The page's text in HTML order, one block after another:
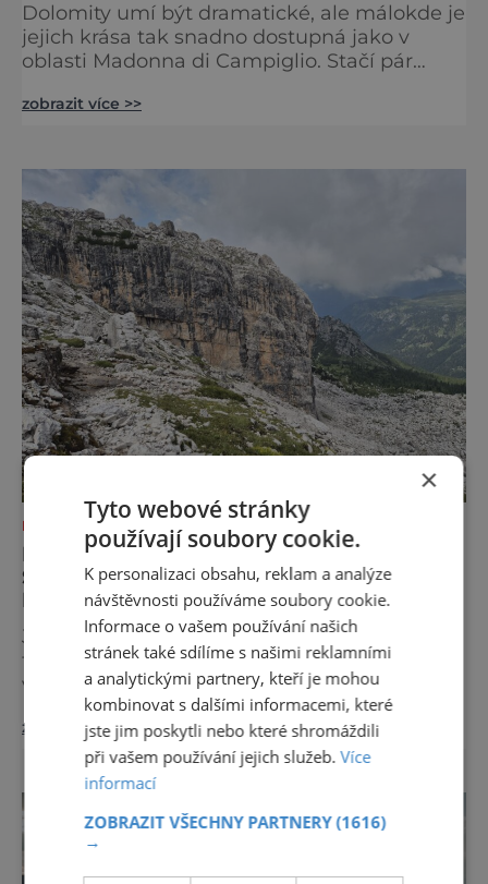
Dolomity umí být dramatické, ale málokde je
jejich krása tak snadno dostupná jako v
oblasti Madonna di Campiglio. Stačí pár
věžemi, horskými jezery a nekonečnými
dovolenou právě sem. Madonna di
Campiglio uhrane každé ráno, kdy první
paprsky kreslí na vrcholcích Brenty
zobrazit více >>
DOVOLENÁ V ZAHRANIČÍ
NEJKRÁSNĚJŠÍ VSTUPNÍ BRÁNA DO
SVĚTA FERRAT V BRENTSKÝCH
DOLOMITECH
Jen málokterá via ferrata dokáže nabídnout
tak dokonalou kombinaci dramatických
výhledů, historického významu a technické
přístupnosti jako Via Ferrata Sosat. V srdci
Brentských Dolomit představuje vstupní
bránu do legendárního systému Via delle
Bocchette, který je mezi milovníky ferrat
považován za jednu z nejkrásnějších
vysokohorských tras na světě. Přestože
samotná ferrata nepatří mezi techn
zobrazit více >>
×
Tyto webové stránky
používají soubory cookie.
K personalizaci obsahu, reklam a analýze
návštěvnosti používáme soubory cookie.
Informace o vašem používání našich
stránek také sdílíme s našimi reklamními
a analytickými partnery, kteří je mohou
kombinovat s dalšími informacemi, které
jste jim poskytli nebo které shromáždili
při vašem používání jejich služeb.Více
informací
ZOBRAZIT VŠECHNY PARTNERY(1616)
→